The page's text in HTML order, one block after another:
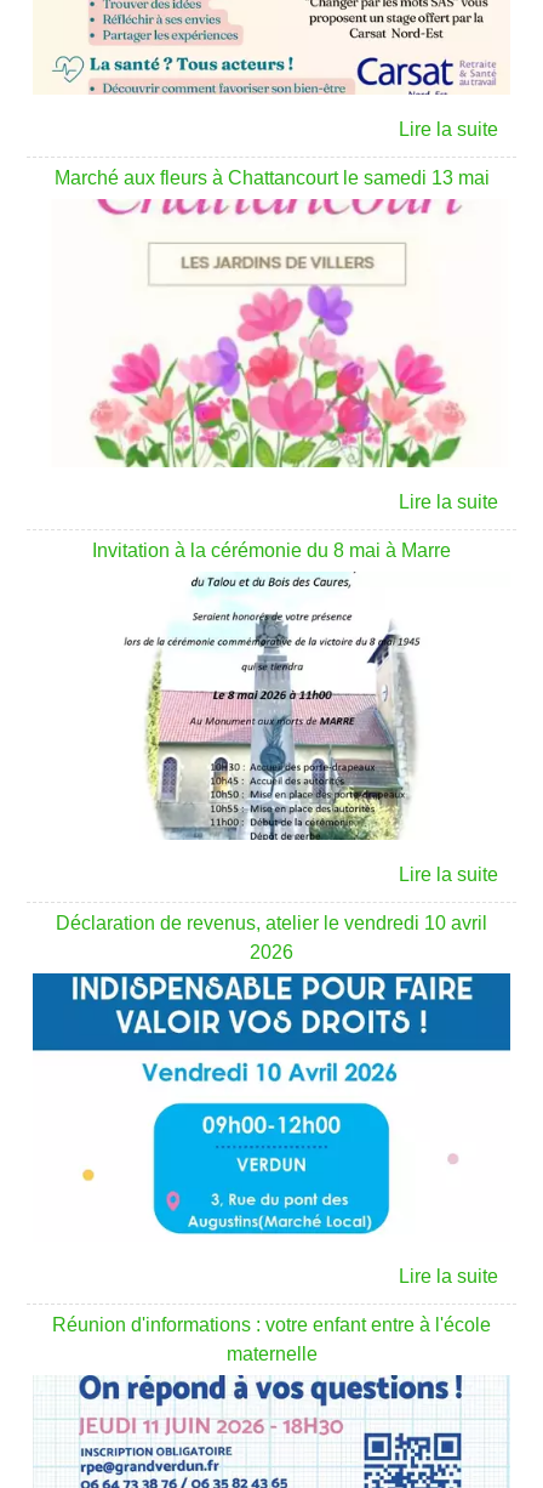
Marché aux fleurs à Chattancourt le samedi 13 mai
Invitation à la cérémonie du 8 mai à Marre
Déclaration de revenus, atelier le vendredi 10 avril
2026
Réunion d'informations : votre enfant entre à l'école
maternelle